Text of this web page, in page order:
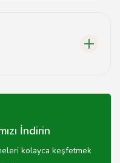
İndirin
kolayca keşfetmek